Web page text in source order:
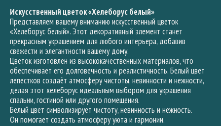
Искусственный цветок «Хелеборус белый»
Представляем вашему вниманию искусственный цветок
«Хелеборус белый». Этот декоративный элемент станет
прекрасным украшением для любого интерьера, добавив
свежести и элегантности вашему дому.
Цветок изготовлен из высококачественных материалов, что
обеспечивает его долговечность и реалистичность. Белый цвет
лепестков создаёт атмосферу чистоты, невинности и нежности,
делая этот хелеборус идеальным выбором для украшения
спальни, гостиной или другого помещения.
Белый цвет символизирует чистоту, невинность и нежность.
Он помогает создать атмосферу уюта и гармонии.